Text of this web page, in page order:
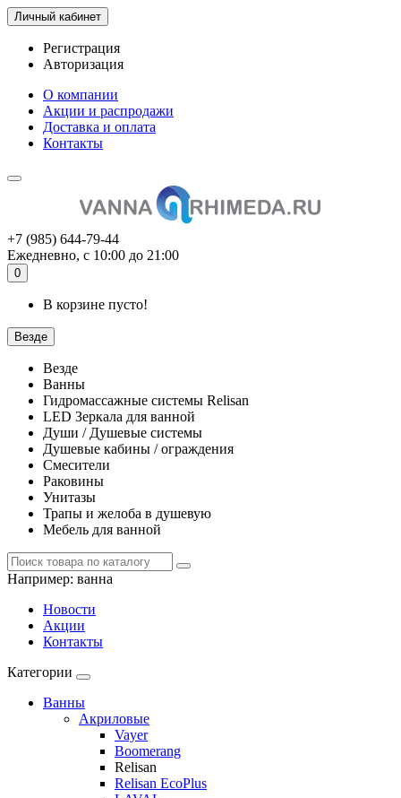
Личный кабинет
Регистрация
Авторизация
О компании
Акции и распродажи
Доставка и оплата
Контакты
+7 (985) 644-79-44
Ежедневно, с 10:00 до 21:00
0
В корзине пусто!
Везде
Везде
Ванны
Гидромассажные системы Relisan
LED Зеркала для ванной
Души / Душевые системы
Душевые кабины / ограждения
Смесители
Раковины
Унитазы
Трапы и желоба в душевую
Мебель для ванной
Например: ванна
Новости
Акции
Контакты
Категории
Ванны
Акриловые
Vayer
Boomerang
Relisan
Relisan EcoPlus